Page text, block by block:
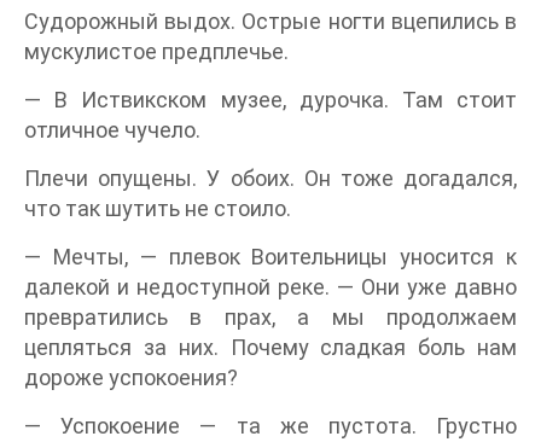
Судорожный выдох. Острые ногти вцепились в
мускулистое предплечье.
— В Иствикском музее, дурочка. Там стоит
отличное чучело.
Плечи опущены. У обоих. Он тоже догадался,
что так шутить не стоило.
— Мечты, — плевок Воительницы уносится к
далекой и недоступной реке. — Они уже давно
превратились в прах, а мы продолжаем
цепляться за них. Почему сладкая боль нам
дороже успокоения?
— Успокоение — та же пустота. Грустно